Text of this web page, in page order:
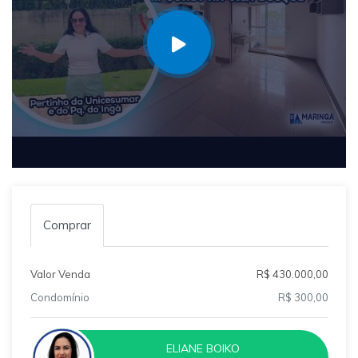
Comprar
Valor Venda
R$ 430.000,00
Condomínio
R$ 300,00
ELIANE BOIKO